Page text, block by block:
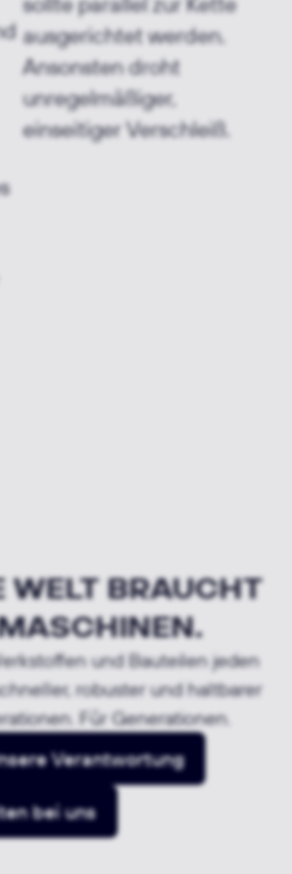
ausgerichtet werden.
Ansonsten droht
unregelmäßiger,
einseitiger Verschleiß.
WELT BRAUCHT
und Bauteilen jeden
robuster und haltbarer
Für Generationen.
Verantwortung
bei uns